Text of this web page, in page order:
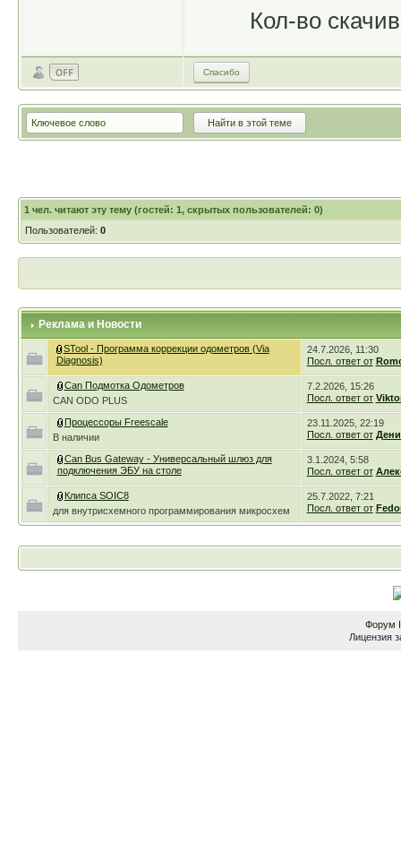
Кол-во
Спасибо
1 чел. читают эту тему (гостей: 1, скрытых пользователей: 0)
Пользователей: 0
Реклама и Новости
STool - Программа коррекции одометров (Via
Diagnosis)
24.7.2026, 11:30
Посл. ответ от
Can Подмотка Одометров
CAN ODO PLUS
7.2.2026, 15:26
Посл. ответ от
Процессоры Freescale
В наличии
23.11.2025, 22:19
Посл. ответ от
Can Bus Gateway - Универсальный шлюз для
подключения ЭБУ на столе
3.1.2024, 5:58
Посл. ответ от
Клипса SOIC8
для внутрисхемного программирования микросхем
25.7.2022, 7:21
Посл. ответ от
Форум
Лицензия